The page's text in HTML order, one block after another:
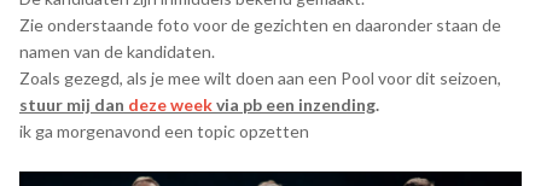
Zie onderstaande foto voor de gezichten en daaronder staan de
namen van de kandidaten.
Zoals gezegd, als je mee wilt doen aan een Pool voor dit seizoen,
stuur mij dan deze weekvia pb een inzending.
ik ga morgenavond een topic opzetten